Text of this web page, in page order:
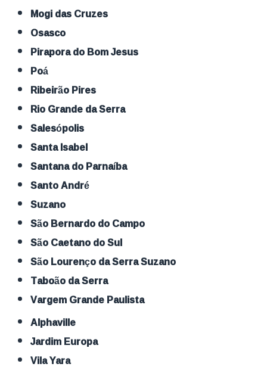
Mogi das Cruzes
Osasco
Pirapora do Bom Jesus
Poá
Ribeirão Pires
Rio Grande da Serra
Salesópolis
Santa Isabel
Santana do Parnaíba
Santo André
Suzano
São Bernardo do Campo
São Caetano do Sul
São Lourenço da Serra Suzano
Taboão da Serra
Vargem Grande Paulista
Alphaville
Jardim Europa
Vila Yara